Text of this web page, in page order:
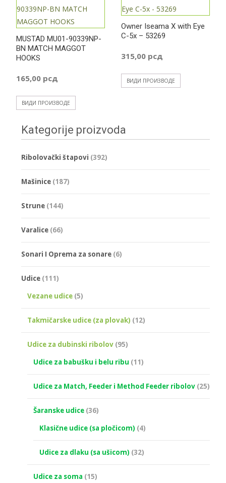
125,00 рсд
до
MUSTAD MU01-90339NP-
BN MATCH MAGGOT
HOOKS
165,00 рсд
ВИДИ ПРОИЗВОДЕ
Owner Iseama X with Eye
C-5x – 53269
315,00 рсд
ВИДИ ПРОИЗВОДЕ
Kategorije proizvoda
Ribolovački štapovi (392)
Mašinice (187)
Strune (144)
Varalice (66)
Sonari I Oprema za sonare (6)
Udice (111)
Vezane udice (5)
Takmičarske udice (za plovak) (12)
Udice za dubinski ribolov (95)
Udice za babušku i belu ribu (11)
Udice za Match, Feeder i Method Feeder ribolov (25)
Šaranske udice (36)
Klasične udice (sa pločicom) (4)
Udice za dlaku (sa ušicom) (32)
Udice za soma (15)